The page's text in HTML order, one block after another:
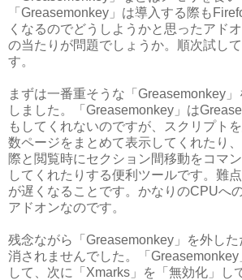
「Greasemonkey」は導入する際も
くなるのでどうしようかと思ったアド
の当たりが問題でしょうか。順次試し
す。
まずは一番重そうな「Greasemonkey
しました。「Greasemonkey」は
もしてくれないのですが、スクリプト
数ページをまとめて表示してくれたり
際と閲覧時にセクション間移動をコマ
してくれたりする便利ツールです。難
が遅くなることです。かなりのCPUへ
アドオンなのです。
残念ながら「Greasemonkey」を外し
消されませんでした。「
して、次に「Xmarks」を「無効化」し